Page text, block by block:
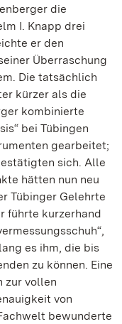
die
I. Knapp drei
er den
Überraschung
Die tatsächlich
kürzer als die
kombinierte
bei Tübingen
gearbeitet;
sich. Alle
hätten nun neu
Tübinger Gelehrte
führte kurzerhand
es ihm, die bis
zu können. Eine
zur vollen
von
bewunderte